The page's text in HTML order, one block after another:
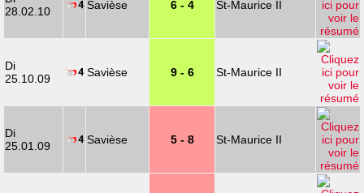
28.02.10
Savièse 6 - 4 St-Maurice II
Di
25.10.09
Savièse 9 - 6 St-Maurice II
Di
25.01.09
Savièse 5 - 8 St-Maurice II